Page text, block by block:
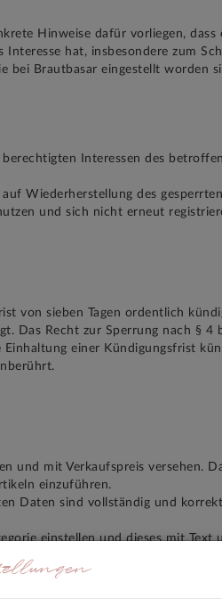
Hinweise dafür vorliegen,
Interesse hat, insbesondere zum
bei Brautbasar eingestellt worden
Interessen des
Wiederherstellung des
und sich nicht erneut
von sieben Tagen ordentlich
Das Recht zur Sperrung nach § 4
einer Kündigungsfrist
und mit Verkaufspreis versehen.
einzuführen.
Daten sind vollständig und
einstellen und dieses mit
wahrheitsgemäß angeben
Kategorie oder